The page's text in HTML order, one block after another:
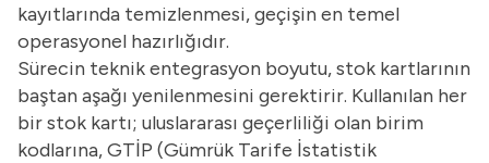
kayıtlarında temizlenmesi, geçişin en temel
operasyonel hazırlığıdır.
Sürecin teknik entegrasyon boyutu, stok kartlarının
baştan aşağı yenilenmesini gerektirir. Kullanılan her
bir stok kartı; uluslararası geçerliliği olan birim
kodlarına, GTİP (Gümrük Tarife İstatistik